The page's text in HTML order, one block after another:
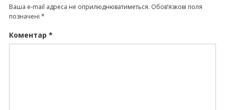
Ваша e-mail адреса не оприлюднюватиметься. Обов’язкові поля
позначені *
Коментар *